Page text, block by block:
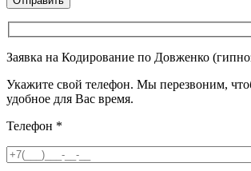
Заявка на Кодирование по Довженко
Укажите свой телефон. Мы перезвоним,
удобное для Вас время.
Телефон *